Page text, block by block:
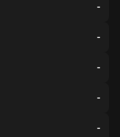
-
-
-
-
-